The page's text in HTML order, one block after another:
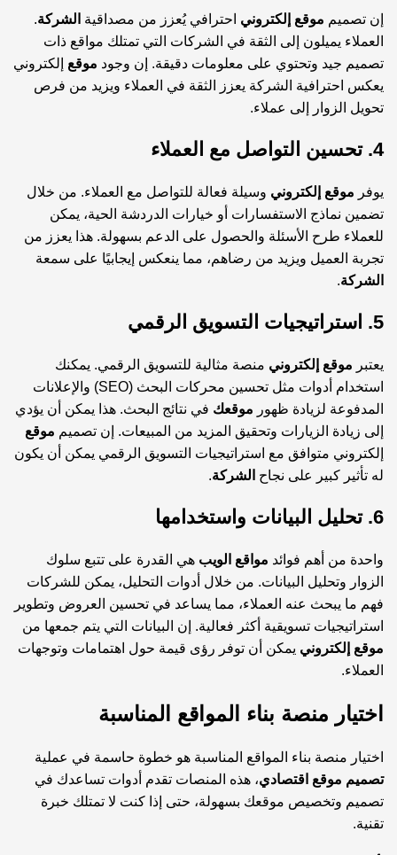
إن تصميم موقع إلكتروني احترافي يُعزز من مصداقية الشركة.
العملاء يميلون إلى الثقة في الشركات التي تمتلك مواقع ذات
تصميم جيد وتحتوي على معلومات دقيقة. إن وجود موقع إلكتروني
يعكس احترافية الشركة يعزز الثقة في العملاء ويزيد من فرص
تحويل الزوار إلى عملاء.
4. تحسين التواصل مع العملاء
يوفر موقع إلكتروني وسيلة فعالة للتواصل مع العملاء. من خلال
تضمين نماذج الاستفسارات أو خيارات الدردشة الحية، يمكن
للعملاء طرح الأسئلة والحصول على الدعم بسهولة. هذا يعزز من
تجربة العميل ويزيد من رضاهم، مما ينعكس إيجابيًا على سمعة
الشركة.
5. استراتيجيات التسويق الرقمي
يعتبر موقع إلكتروني منصة مثالية للتسويق الرقمي. يمكنك
استخدام أدوات مثل تحسين محركات البحث (SEO) والإعلانات
المدفوعة لزيادة ظهور موقعك في نتائج البحث. هذا يمكن أن يؤدي
إلى زيادة الزيارات وتحقيق المزيد من المبيعات. إن تصميم موقع
إلكتروني متوافق مع استراتيجيات التسويق الرقمي يمكن أن يكون
له تأثير كبير على نجاح الشركة.
6. تحليل البيانات واستخدامها
واحدة من أهم فوائد مواقع الويب هي القدرة على تتبع سلوك
الزوار وتحليل البيانات. من خلال أدوات التحليل، يمكن للشركات
فهم ما يبحث عنه العملاء، مما يساعد في تحسين العروض وتطوير
استراتيجيات تسويقية أكثر فعالية. إن البيانات التي يتم جمعها من
موقع إلكتروني يمكن أن توفر رؤى قيمة حول اهتمامات وتوجهات
العملاء.
اختيار منصة بناء المواقع المناسبة
اختيار منصة بناء المواقع المناسبة هو خطوة حاسمة في عملية
تصميم موقع اقتصادي، هذه المنصات تقدم أدوات تساعدك في
تصميم وتخصيص موقعك بسهولة، حتى إذا كنت لا تمتلك خبرة
تقنية.